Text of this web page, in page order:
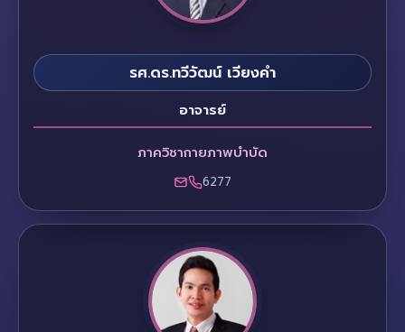
รศ.ดร.ทวีวัฒน์ เวียงคำ
อาจารย์
ภาควิชากายภาพบำบัด
6277